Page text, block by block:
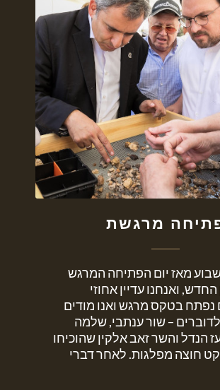
מרגשת
מאז יום הפתיחה המרגש
ואנחנו עדיין אחוזי
נפתח בטקס מרגש ואנו מודים
– שור ענתבי, שלמה
הנדל והשר זאב אלקין שהוכיחו
חוצה מפלגות. לאחר דברי